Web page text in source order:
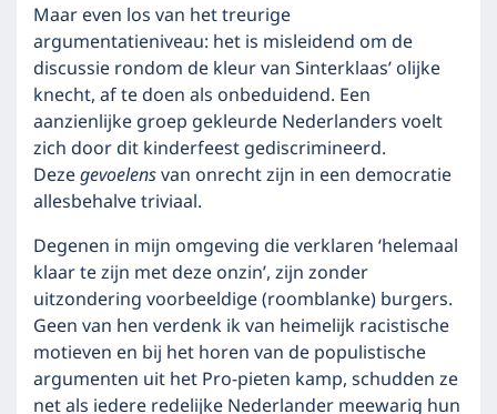
Maar even los van het treurige
argumentatieniveau: het is misleidend om de
discussie rondom de kleur van Sinterklaas’ olijke
knecht, af te doen als onbeduidend. Een
aanzienlijke groep gekleurde Nederlanders voelt
zich door dit kinderfeest gediscrimineerd.
Dezegevoelensvan onrecht zijn in een democratie
allesbehalve triviaal.
Degenen in mijn omgeving die verklaren ‘helemaal
klaar te zijn met deze onzin’, zijn zonder
uitzondering voorbeeldige (roomblanke) burgers.
Geen van hen verdenk ik van heimelijk racistische
motieven en bij het horen van de populistische
argumenten uit het Pro-pieten kamp, schudden ze
net als iedere redelijke Nederlander meewarig hun